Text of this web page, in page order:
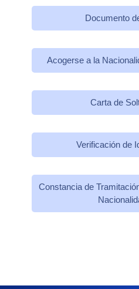
Documento
Acogerse a la
Carta de
Verificación de
Constancia de